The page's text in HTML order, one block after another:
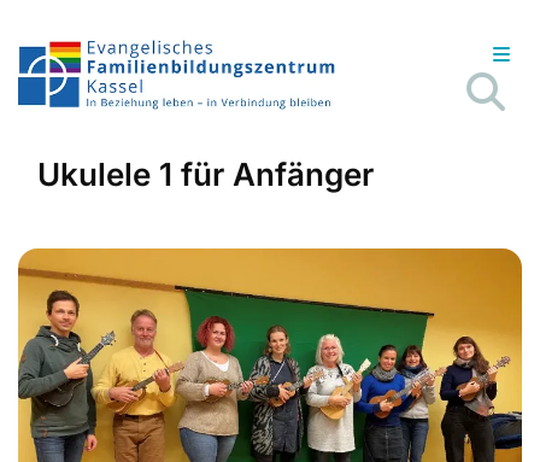
Ukulele 1 für Anfänger